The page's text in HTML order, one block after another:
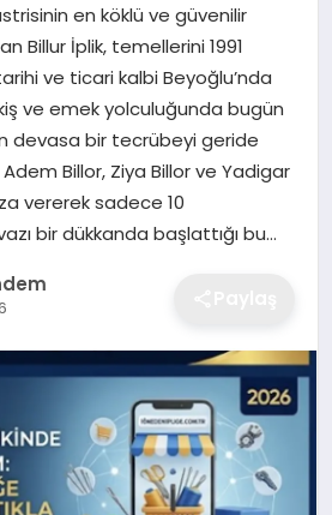
en köklü ve güvenilir
Billur İplik, temellerini 1991
ve ticari kalbi Beyoğlu’nda
ve emek yolculuğunda bugün
devasa bir tecrübeyi geride
Adem Billor, Ziya Billor ve Yadigar
vererek sadece 10
bir dükkanda başlattığı bu…